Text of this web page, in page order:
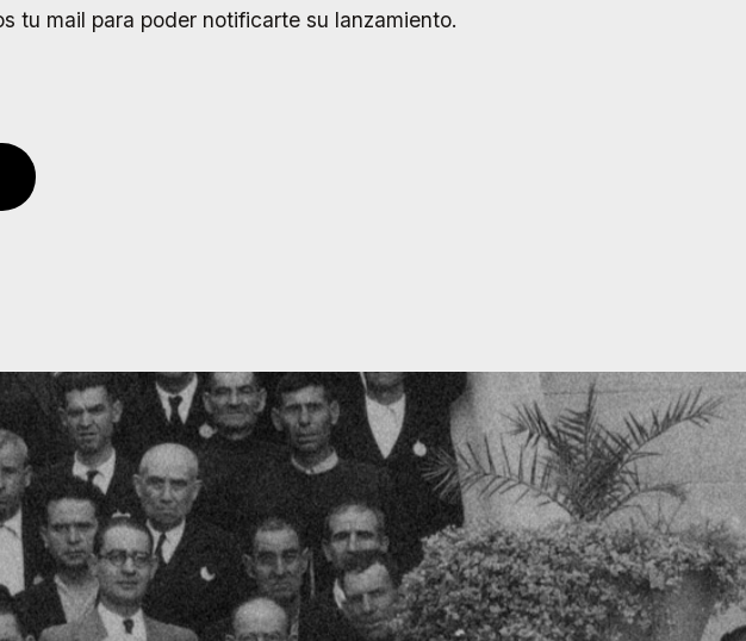
tu mail para poder notificarte su lanzamiento.